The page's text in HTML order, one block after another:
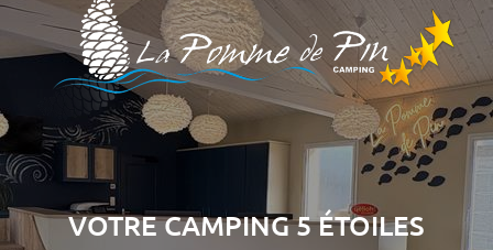
VOTRE CAMPING 5 ÉTOILES